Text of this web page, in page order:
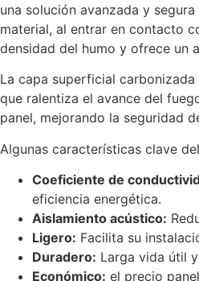
una solución avanzada y
material, al entrar en contacto
densidad del humo y ofrece un
La capa superficial
que ralentiza el avance del
panel, mejorando la seguridad
Algunas características clave
Coeficiente de
eficiencia energética.
Aislamiento acústico:
Ligero: Facilita su
Duradero: Larga vida útil
Económico: el precio